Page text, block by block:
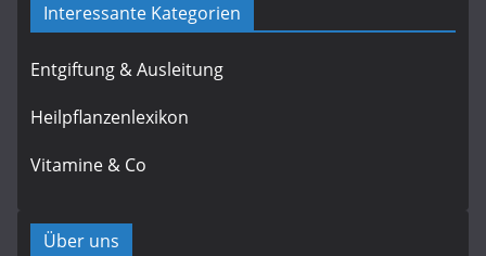
Interessante Kategorien
Entgiftung & Ausleitung
Heilpflanzenlexikon
Vitamine & Co
Über uns